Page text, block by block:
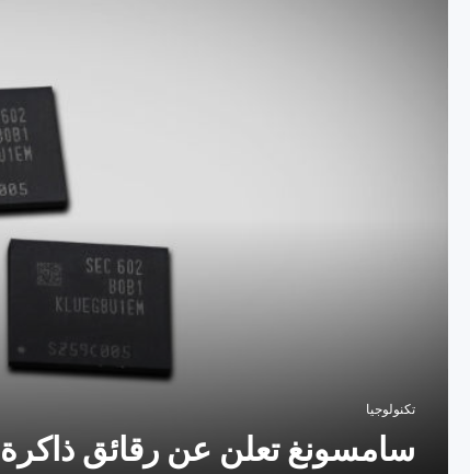
تكنولوجيا
سامسونغ تعلن عن رقائق